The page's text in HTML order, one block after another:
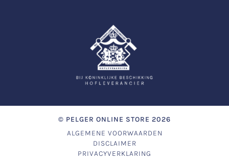
© PELGER ONLINE STORE 2026
ALGEMENE VOORWAARDEN
DISCLAIMER
PRIVACYVERKLARING